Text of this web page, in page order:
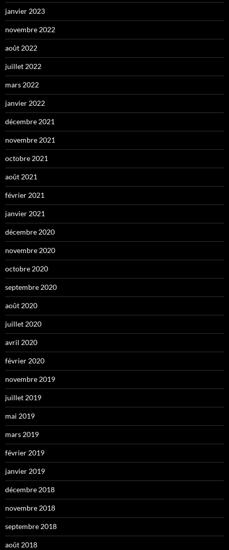
janvier 2023
novembre 2022
août 2022
juillet 2022
mars 2022
janvier 2022
décembre 2021
novembre 2021
octobre 2021
août 2021
février 2021
janvier 2021
décembre 2020
novembre 2020
octobre 2020
septembre 2020
août 2020
juillet 2020
avril 2020
février 2020
novembre 2019
juillet 2019
mai 2019
mars 2019
février 2019
janvier 2019
décembre 2018
novembre 2018
septembre 2018
août 2018